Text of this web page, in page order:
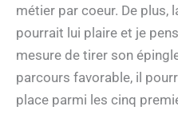
métier par coeur. De plus,
pourrait lui plaire et je
mesure de tirer son
parcours favorable, il
place parmi les cinq